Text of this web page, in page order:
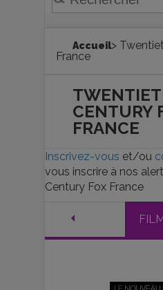
Accueil>
France
CENTURY
FRANCE
Inscrivez-vous et/ou
vous inscrire à nos
Century Fox France